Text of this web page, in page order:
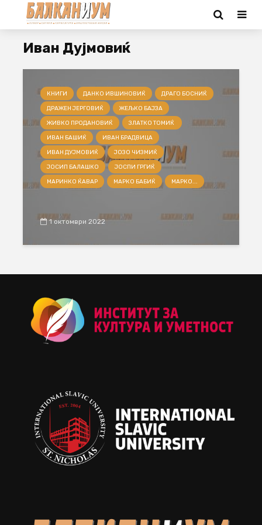
Иван Дујмовиќ
КНИГИ ДАНКО ИВШИНОВИЌ ДРАГО БОСНИЌ
ДРАЖЕН ЈЕРГОВИЌ ЖЕЉКО БАЈЗА
ЖИВКО ПРОДАНОВИЌ ЗЛАТКО ТОМИЌ
ИВАН БАШИЌ ИВАН БРАДВИЦА
ИВАН ДУЈМОВИЌ ЈОЗО ЧИЗМИЌ
ЈОСИП БАЛАШКО ЈОСПИ ГРГИЌ
МАРИНКО ЌАВАР МАРКО БАБИЌ МАРКО...
1 октомври 2022